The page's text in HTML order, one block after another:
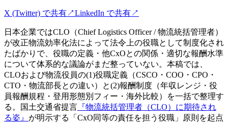
X (Twitter) で共有↗LinkedIn で共有↗
日本企業ではCLO（Chief Logistics Officer / 物流統括管理者）
が改正物流効率化法によって法令上の役職として制度化され
たばかりで、役職の定義・他CxOとの関係・適切な報酬水準
について体系的な議論がまだ整っていない。本稿では、
CLOおよび物流役員の(1)役職定義（CSCO・COO・CPO・
CTO・物流部長との違い）と(2)報酬制度（年収レンジ・役
員報酬規程・登用形態別フィー・海外比較）を一括で整理す
る。国土交通省提言 『物流統括管理者（CLO）に期待され
る姿』 が明示する「CxO同等の責任を担う役職」原則を起点